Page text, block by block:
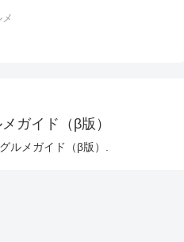
ガイド（β版）
ルメガイド（β版）.